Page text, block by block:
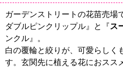
ガーデンストリートの花苗売場
ダブルピンクリップル』と『ス
ンクル』。
白の覆輪と絞りが、可愛らしく
す。玄関先に植える花におスス